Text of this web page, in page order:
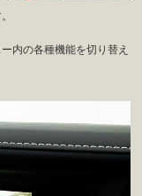
。
内の各種機能を切り替え